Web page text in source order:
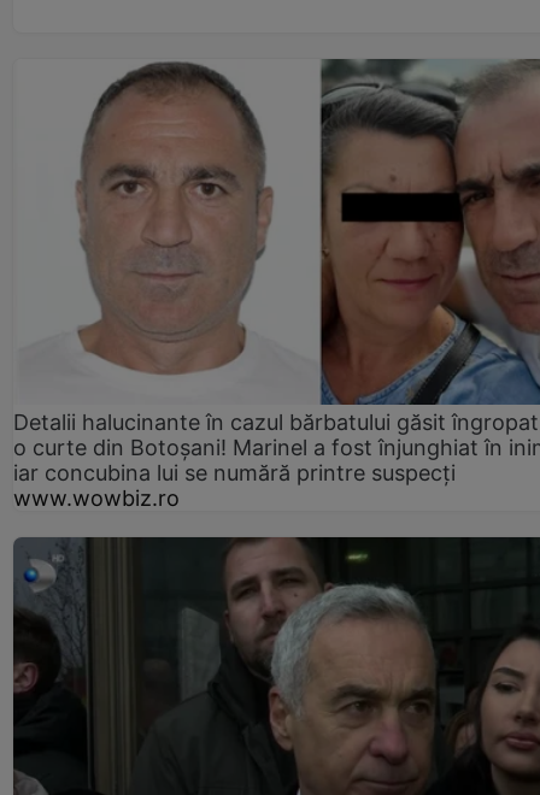
Detalii halucinante în cazul bărbatului găsit
o curte din Botoșani! Marinel a fost înjunghiat în
iar concubina lui se numără printre suspecți
www.wowbiz.ro